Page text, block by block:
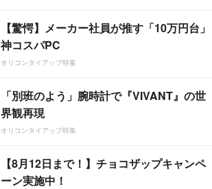
【驚愕】メーカー社員が推す「10万円台」
神コスパPC
オリコンタイアップ特集
「別班のよう」腕時計で『VIVANT』の世
界観再現
オリコンタイアップ特集
【8月12日まで！】チョコザップキャンペ
ーン実施中！